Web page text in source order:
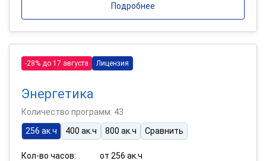
Подробнее
-28% до 17 августа Лицензия
Энергетика
Количество программ: 43
256 ак.ч
400 ак.ч 800 ак.ч Сравнить
Кол-во часов:
от 256 ак.ч